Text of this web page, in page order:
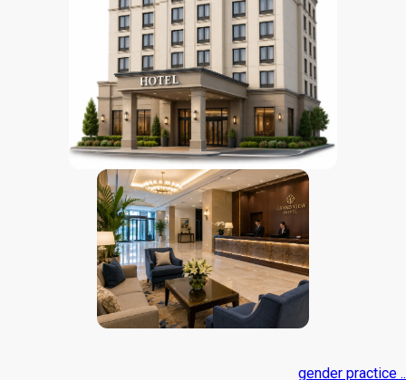
gender practice ..